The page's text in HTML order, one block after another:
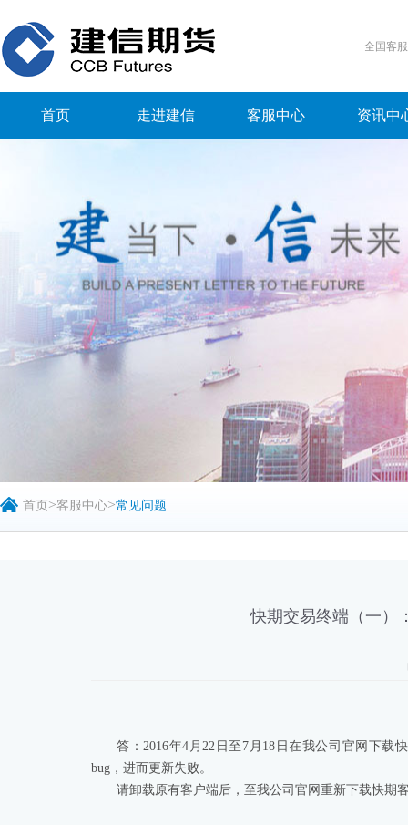
全国客
首页 走进建信 客服中心 资讯中
首页 >客服中心>常见问题
快期交易终端（一）
答：2016年4月22日至7月18日在我公司官网下载
bug，进而更新失败。
请卸载原有客户端后，至我公司官网重新下载快期